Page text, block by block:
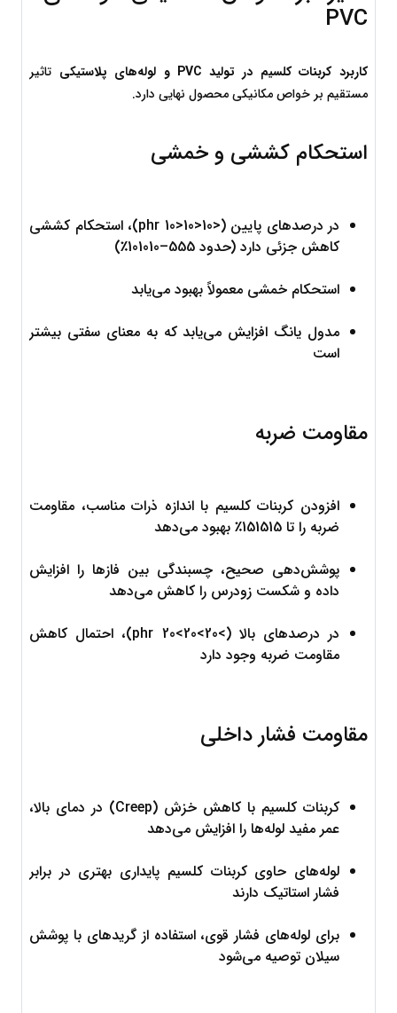
PVC
کاربرد کربنات کلسیم در تولید PVC و لوله‌های پلاستیکی
مستقیم بر خواص مکانیکی محصول نهایی دارد.
استحکام کششی و خمشی
در درصدهای پایین (<10<10
<
10
کاهش جزئی دارد (حدود 555
–
101010
٪)
استحکام خمشی معمولاً بهبود می‌یابد
است
مقاومت ضربه
ضربه را تا
151515
٪ بهبود می‌دهد
داده و شکست زودرس را کاهش می‌دهد
در درصدهای بالا (>20>20
>
20
مقاومت ضربه وجود دارد
مقاومت فشار داخلی
عمر مفید لوله‌ها را افزایش می‌دهد
فشار استاتیک دارند
سیلان توصیه می‌شود